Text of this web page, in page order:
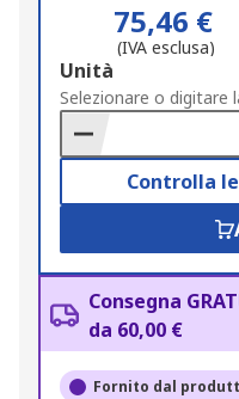
75,46 €
(IVA esclusa)
Add
to
Basket
Unità
Selezionare o digitare
Controlla
Consegna
da 60,00 €
Fornito dal